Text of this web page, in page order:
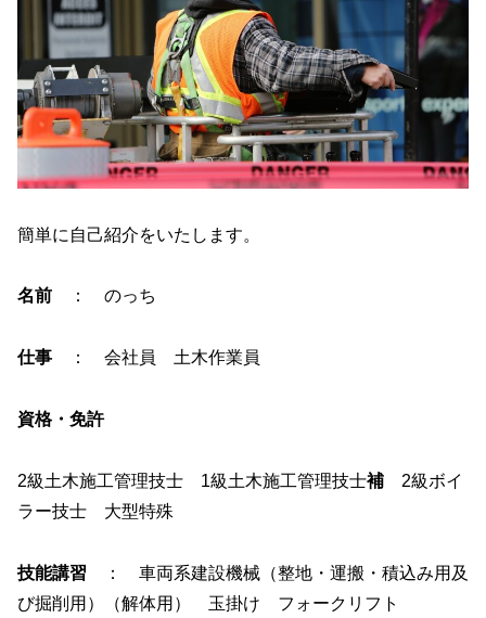
簡単に自己紹介をいたします。
名前 ： のっち
仕事 ： 会社員 土木作業員
資格・免許
2級土木施工管理技士 1級土木施工管理技士補 2級ボイ
ラー技士 大型特殊
技能講習 ： 車両系建設機械（整地・運搬・積込み用及
び掘削用）（解体用） 玉掛け フォークリフト